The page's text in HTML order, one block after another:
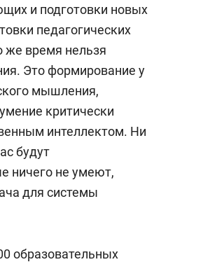
и подготовки новых
педагогических
же время нельзя
Это формирование у
мышления,
критически
интеллектом. Ни
будут
ничего не умеют,
для системы
образовательных